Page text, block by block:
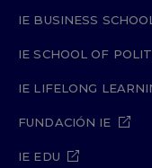
IE BUSINESS SCHOOL
IE SCHOOL OF
IE LIFELONG
FUNDACIÓN IE
IE EDU